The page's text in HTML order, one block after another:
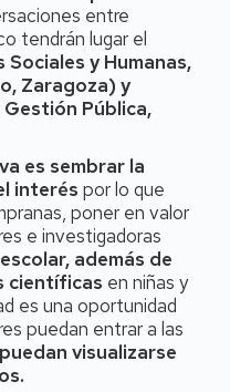
entre
tendrán lugar el
Sociales y Humanas,
Zaragoza) y
Gestión Pública,
es sembrar la
interés por lo que
poner en valor
e investigadoras
además de
científicas en niñas y
es una oportunidad
puedan entrar a las
puedan visualizarse